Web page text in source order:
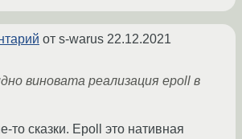
от s-warus 22.12.2021
виновата реализация epoll в
то сказки. Epoll это нативная